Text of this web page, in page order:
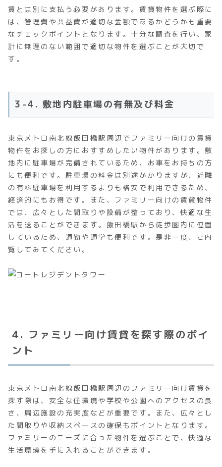
賃とは別に支払う必要があります。賃貸物件を選ぶ際に
は、管理費や共益費が適切な金額であるかどうかも重要
なチェックポイントとなります。十分な調査を行い、家
計に無理のない範囲で適切な物件を選ぶことが大切で
す。
3-4. 敷地内駐車場の有無及び料金
東京メトロ南北線飯田橋駅周辺でファミリー向けの賃貸
物件をお探しの方におすすめしたい物件があります。敷
地内に駐車場が完備されているため、お車をお持ちの方
にも便利です。駐車場の料金は別途かかりますが、近隣
の有料駐車場を利用するよりも格安で利用できるため、
経済的にもお得です。また、ファミリー向けの賃貸物件
では、広々とした間取りや設備が整っており、快適な生
活を送ることができます。飯田橋駅から徒歩圏内に位置
しているため、通勤や通学も便利です。是非一度、ご内
覧してみてください。
4. ファミリー向け賃貸を探す際のポイ
ント
東京メトロ南北線飯田橋駅周辺のファミリー向け賃貸を
探す際は、安全な住環境や学校や公園へのアクセスの良
さ、周辺施設の充実度などが重要です。また、広々とし
た間取りや収納スペースの確保もポイントとなります。
ファミリーのニーズに合った物件を選ぶことで、快適な
生活環境を手に入れることができます。